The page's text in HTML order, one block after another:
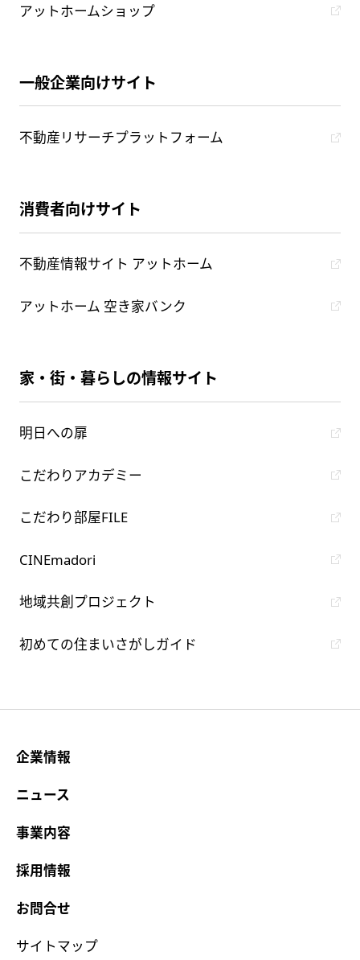
アットホームショップ
一般企業向けサイト
不動産リサーチプラットフォーム
消費者向けサイト
不動産情報サイト アットホーム
アットホーム 空き家バンク
家・街・暮らしの情報サイト
明日への扉
こだわりアカデミー
こだわり部屋FILE
CINEmadori
地域共創プロジェクト
初めての住まいさがしガイド
企業情報
ニュース
事業内容
採用情報
お問合せ
サイトマップ